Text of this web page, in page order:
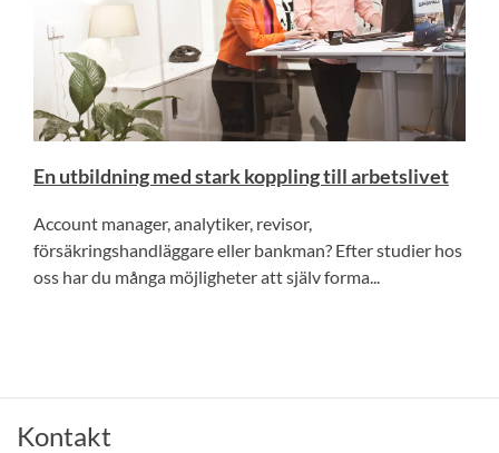
En utbildning med stark koppling till arbetslivet
Account manager, analytiker, revisor,
försäkringshandläggare eller bankman? Efter studier hos
oss har du många möjligheter att själv forma...
Kontakt